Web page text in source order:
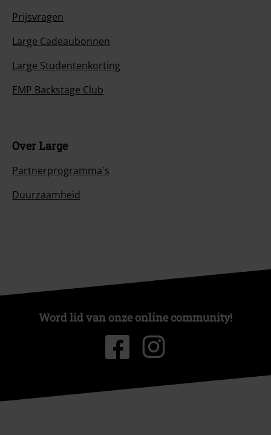
Prijsvragen
Large Cadeaubonnen
Large Studentenkorting
EMP Backstage Club
Over Large
Partnerprogramma's
Duurzaamheid
Word lid van onze online community!